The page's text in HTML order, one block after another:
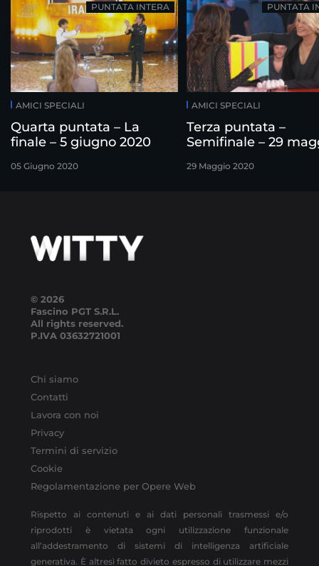
AMICI SPECIALI
Quarta puntata – La
finale – 5 giugno 2020
05 Giugno 2020
PUNTATA INTERA
AMICI SPECIALI
Terza puntata –
Semifinale – 29
29 Maggio 2020
PUNTATA
© 2026
Fascino PGT S.R.L.
All rights reserved.
P.IVA 03632721001
Chi siamo
Contatti
Lavora con noi
Privacy
Termini di servizio
Cookie
Regolamentazione per Opere Web
Rispetto ai contenuti e ai dati personali trasmessi e/o
riprodotti è vietata ogni utilizzazione funzionale
all’addestramento di sistemi di intelligenza artificiale
generativa. È altresì fatto divieto espresso di utilizzare mezzi